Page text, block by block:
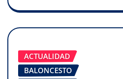
ACTUALIDAD
BALONCESTO